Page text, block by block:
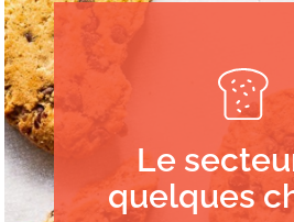
Le
quelques